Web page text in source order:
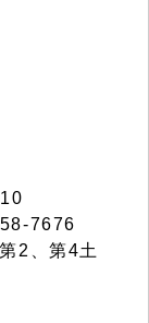
7676
2、第4土